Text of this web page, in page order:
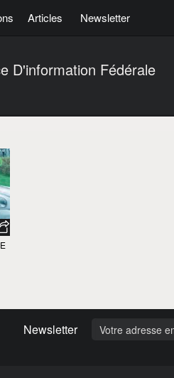
Articles Newsletter
D'information Fédérale
Newsletter